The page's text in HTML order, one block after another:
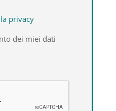
privacy
dei miei dati